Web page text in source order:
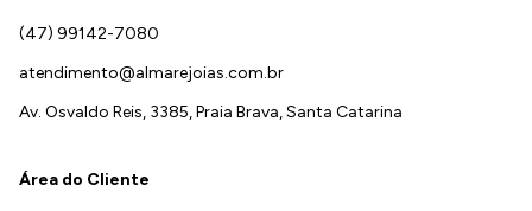
(47) 99142-7080
atendimento@almarejoias.com.br
Av. Osvaldo Reis, 3385, Praia Brava, Santa Catarina
Área do Cliente